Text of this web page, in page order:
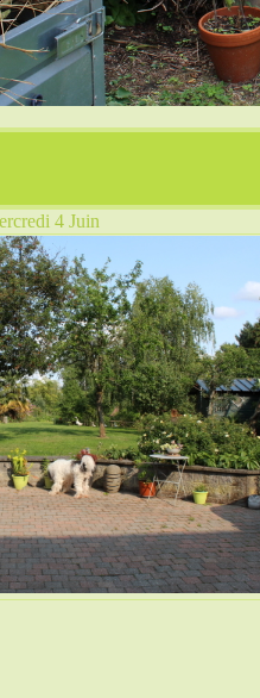
4 Juin